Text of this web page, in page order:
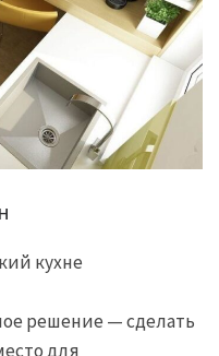
кухне
решение — сделать
для